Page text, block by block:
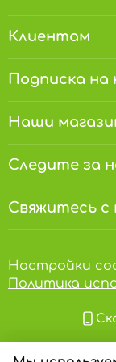
кунжута и
при
Клиентам
Подписка на
Наши
Следите за
Свяжитесь с
Настройки
Политика